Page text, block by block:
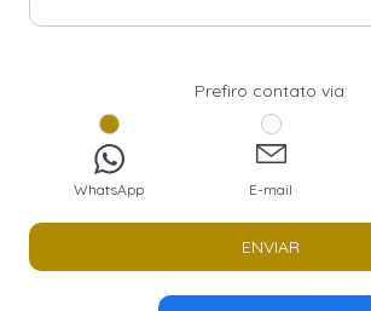
Prefiro contato via:
WhatsApp E-mail
ENVIAR